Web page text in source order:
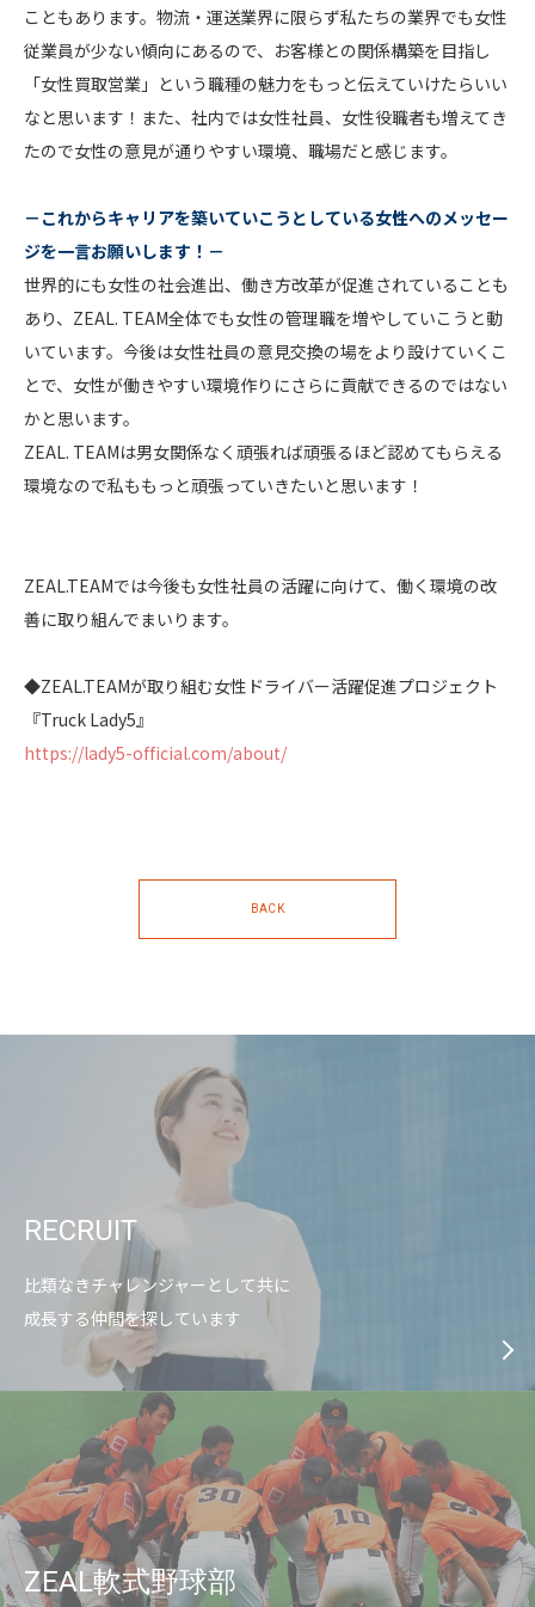
こともあります。物流・運送業界に限らず私たちの業界でも女性
従業員が少ない傾向にあるので、お客様との関係構築を目指し
「女性買取営業」という職種の魅力をもっと伝えていけたらいい
なと思います！また、社内では女性社員、女性役職者も増えてき
たので女性の意見が通りやすい環境、職場だと感じます。
－これからキャリアを築いていこうとしている女性へのメッセー
ジを一言お願いします！－
世界的にも女性の社会進出、働き方改革が促進されていることも
あり、ZEAL. TEAM全体でも女性の管理職を増やしていこうと動
いています。今後は女性社員の意見交換の場をより設けていくこ
とで、女性が働きやすい環境作りにさらに貢献できるのではない
かと思います。
ZEAL. TEAMは男女関係なく頑張れば頑張るほど認めてもらえる
環境なので私ももっと頑張っていきたいと思います！
ZEAL.TEAMでは今後も女性社員の活躍に向けて、働く環境の改
善に取り組んでまいります。
◆ZEAL.TEAMが取り組む女性ドライバー活躍促進プロジェクト
『Truck Lady5』
https://lady5-official.com/about/
BACK
RECRUIT
比類なきチャレンジャーとして共に
成長する仲間を探しています
ZEAL軟式野球部